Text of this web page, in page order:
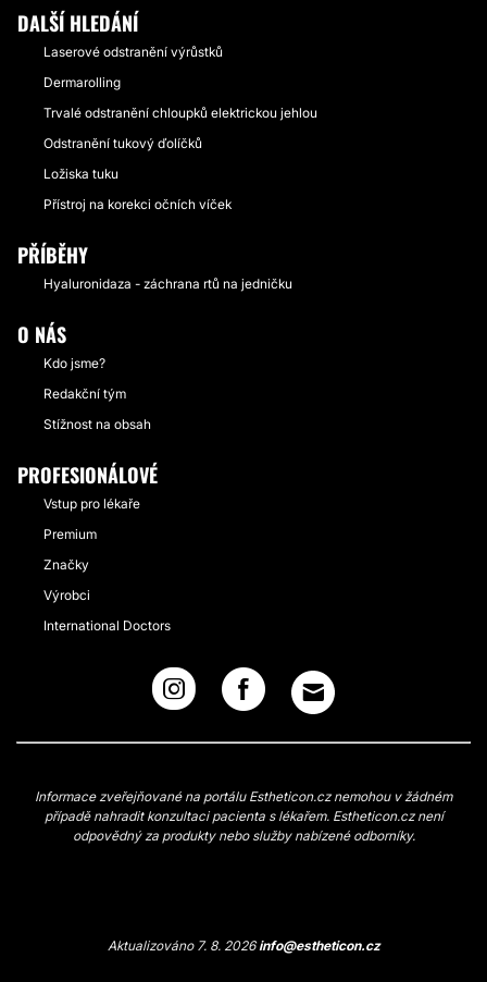
DALŠÍ HLEDÁNÍ
Laserové odstranění výrůstků
Dermarolling
Trvalé odstranění chloupků elektrickou jehlou
Odstranění tukový ďolíčků
Ložiska tuku
Přístroj na korekci očních víček
PŘÍBĚHY
Hyaluronidaza - záchrana rtů na jedničku
O NÁS
Kdo jsme?
Redakční tým
Stížnost na obsah
PROFESIONÁLOVÉ
Vstup pro lékaře
Premium
Značky
Výrobci
International Doctors
Informace zveřejňované na portálu Estheticon.cz nemohou v žádném
případě nahradit konzultaci pacienta s lékařem. Estheticon.cz není
odpovědný za produkty nebo služby nabízené odborníky.
Aktualizováno 7. 8. 2026info@estheticon.cz